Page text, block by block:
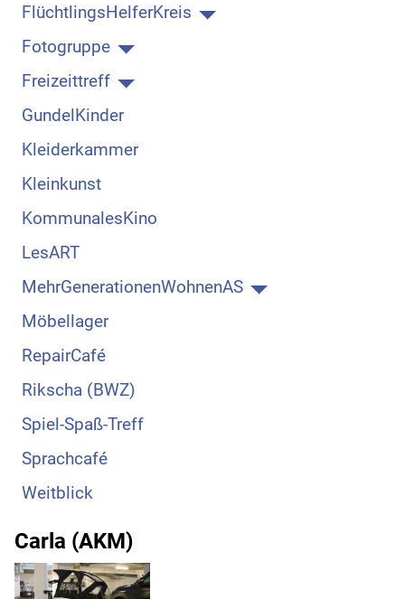
FlüchtlingsHelferKreis
Fotogruppe
Freizeittreff
GundelKinder
Kleiderkammer
Kleinkunst
KommunalesKino
LesART
MehrGenerationenWohnenAS
Möbellager
RepairCafé
Rikscha (BWZ)
Spiel-Spaß-Treff
Sprachcafé
Weitblick
Carla (AKM)